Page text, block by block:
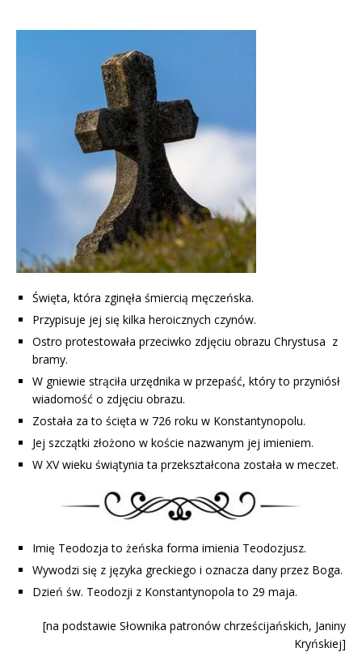
Święta, która zginęła śmiercią męczeńska.
Przypisuje jej się kilka heroicznych czynów.
Ostro protestowała przeciwko zdjęciu obrazu Chrystusa z
bramy.
W gniewie strąciła urzędnika w przepaść, który to przyniósł
wiadomość o zdjęciu obrazu.
Została za to ścięta w 726 roku w Konstantynopolu.
Jej szczątki złożono w koście nazwanym jej imieniem.
W XV wieku świątynia ta przekształcona została w meczet.
Imię Teodozja to żeńska forma imienia Teodozjusz.
Wywodzi się z języka greckiego i oznacza dany przez Boga.
Dzień św. Teodozji z Konstantynopola to 29 maja.
[na podstawie Słownika patronów chrześcijańskich, Janiny
Kryńskiej]